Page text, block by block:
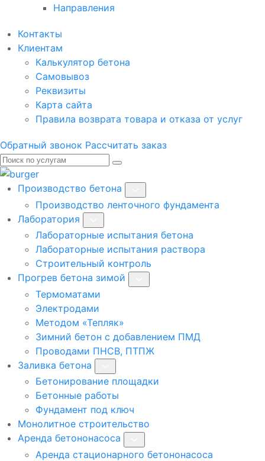
Направления
Контакты
Клиентам
Калькулятор бетона
Самовывоз
Реквизиты
Карта сайта
Правила возврата товара и отказа от услуг
Обратный звонок Рассчитать заказ
Производство бетона
Производство ленточного фундамента
Лаборатория
Лабораторные испытания бетона
Лабораторные испытания раствора
Строительный контроль
Прогрев бетона зимой
Термоматами
Электродами
Методом «Тепляк»
Зимний бетон с добавлением ПМД
Проводами ПНСВ, ПТПЖ
Заливка бетона
Бетонирование площадки
Бетонные работы
Фундамент под ключ
Монолитное строительство
Аренда бетононасоса
Аренда стационарного бетононасоса